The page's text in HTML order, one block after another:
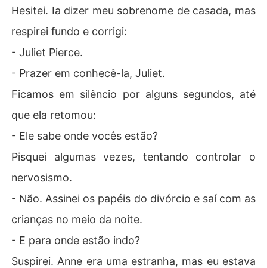
Hesitei. Ia dizer meu sobrenome de casada, mas
respirei fundo e corrigi:
- Juliet Pierce.
- Prazer em conhecê-la, Juliet.
Ficamos em silêncio por alguns segundos, até
que ela retomou:
- Ele sabe onde vocês estão?
Pisquei algumas vezes, tentando controlar o
nervosismo.
- Não. Assinei os papéis do divórcio e saí com as
crianças no meio da noite.
- E para onde estão indo?
Suspirei. Anne era uma estranha, mas eu estava